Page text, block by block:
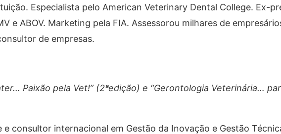
Especialista pelo American Veterinary Dental College. Ex-
e ABOV. Marketing pela FIA. Assessorou milhares de
de empresas.
Paixão pela Vet!” (2ªedição) e “Gerontologia Veterinária…
e consultor internacional em Gestão da Inovação e Gestão